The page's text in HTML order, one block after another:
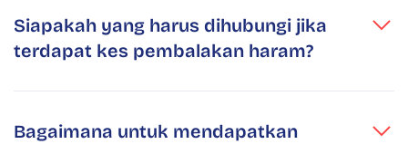
Siapakah yang harus dihubungi jika
terdapat kes pembalakan haram?
Bagaimana untuk mendapatkan